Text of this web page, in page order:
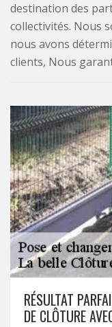
destination des
collectivités. Nous
nous avons
clients, Nous
RÉSULTAT
DE CLÔTURE